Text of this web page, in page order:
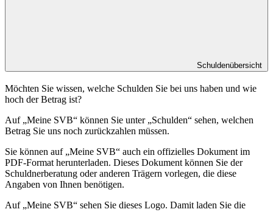
Schuldenübersicht
Möchten Sie wissen, welche Schulden Sie bei uns haben und wie
hoch der Betrag ist?
Auf „Meine SVB“ können Sie unter „Schulden“ sehen, welchen
Betrag Sie uns noch zurückzahlen müssen.
Sie können auf „Meine SVB“ auch ein offizielles Dokument im
PDF-Format herunterladen. Dieses Dokument können Sie der
Schuldnerberatung oder anderen Trägern vorlegen, die diese
Angaben von Ihnen benötigen.
Auf „Meine SVB“ sehen Sie dieses Logo. Damit laden Sie die